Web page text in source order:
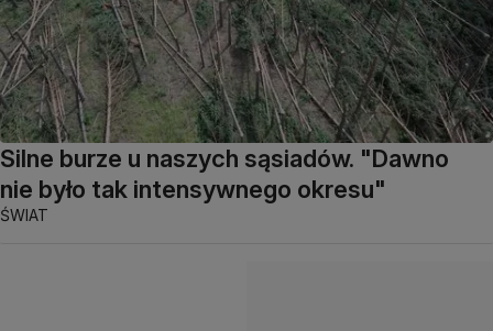
Silne burze u naszych sąsiadów. "Dawno
nie było tak intensywnego okresu"
ŚWIAT